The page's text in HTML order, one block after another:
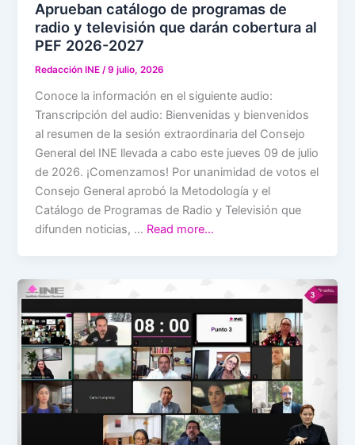
Aprueban catálogo de programas de
radio y televisión que darán cobertura al
PEF 2026-2027
Redacción INE/9 julio, 2026
Conoce la información en el siguiente audio:
Transcripción del audio: Bienvenidas y bienvenidos
al resumen de la sesión extraordinaria del Consejo
General del INE llevada a cabo este jueves 09 de julio
de 2026. ¡Comenzamos! Por unanimidad de votos el
Consejo General aprobó la Metodología y el
Catálogo de Programas de Radio y Televisión que
difunden noticias, … Read more…